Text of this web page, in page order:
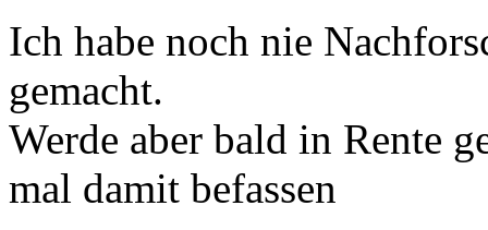
Ich habe noch nie
gemacht.
Werde aber bald in Rente
mal damit befassen